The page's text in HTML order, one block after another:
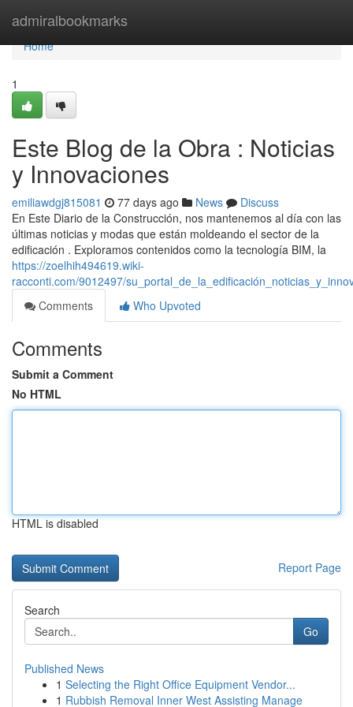
admiralbookmarks
Home
Home
1
Este Blog de la Obra : Noticias
y Innovaciones
emiliawdgj815081 77 days ago News
Discuss
En Este Diario de la Construcción, nos mantenemos al día con las
últimas noticias y modas que están moldeando el sector de la
edificación . Exploramos contenidos como la tecnología BIM, la
https://zoelhih494619.wiki-
racconti.com/9012497/
Comments
Who Upvoted
Comments
Submit a Comment
No HTML
HTML is disabled
Report Page
Search
Go
Published News
1 Selecting the Right Office Equipment Vendor...
1 Rubbish Removal Inner West Assisting Manage